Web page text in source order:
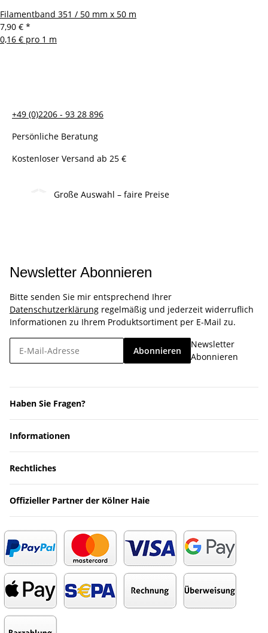
Filamentband 351 / 50 mm x 50 m
7,90 € *
0,16 € pro 1 m
+49 (0)2206 - 93 28 896
Persönliche Beratung
Kostenloser Versand ab 25 €
Große Auswahl – faire Preise
Newsletter Abonnieren
Bitte senden Sie mir entsprechend Ihrer
Datenschutzerklärung regelmäßig und jederzeit widerruflich
Informationen zu Ihrem Produktsortiment per E-Mail zu.
Abonnieren
Newsletter
Abonnieren
Haben Sie Fragen?
Informationen
Rechtliches
Offizieller Partner der Kölner Haie